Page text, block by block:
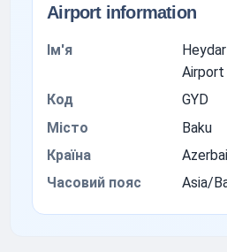
Airport information
Ім'я
Airport
Код
GYD
Місто
Baku
Країна
Часовий пояс
Asia/